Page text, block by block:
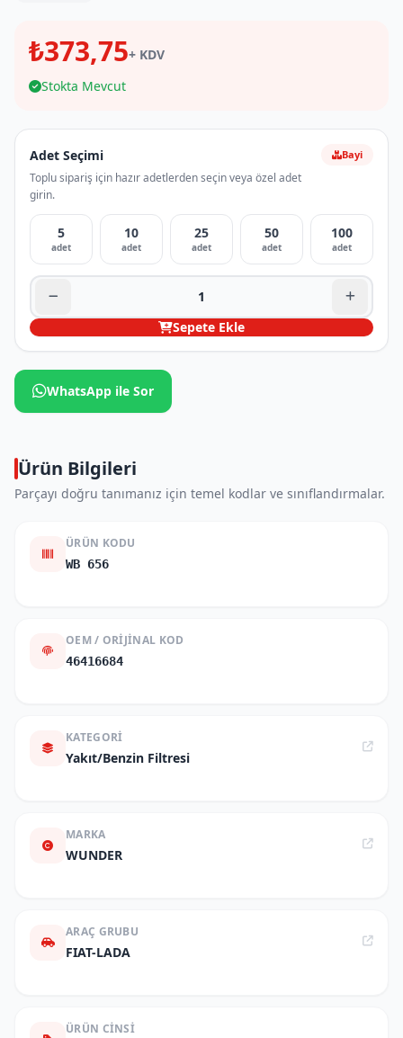
₺373,75+ KDV
Stokta Mevcut
Adet Seçimi
Toplu sipariş için hazır adetlerden seçin veya özel adet
girin.
Bayi
5
adet
10
adet
25
adet
50
adet
100
adet
Sepete Ekle
WhatsApp ile Sor
Ürün Bilgileri
Parçayı doğru tanımanız için temel kodlar ve sınıflandırmalar.
ÜRÜN KODU
WB 656
OEM / ORIJINAL KOD
46416684
KATEGORI
Yakıt/Benzin Filtresi
MARKA
WUNDER
ARAÇ GRUBU
FIAT-LADA
ÜRÜN CINSI